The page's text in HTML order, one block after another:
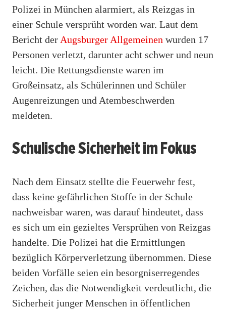
Polizei in München alarmiert, als Reizgas in
einer Schule versprüht worden war. Laut dem
Bericht der Augsburger Allgemeinen wurden 17
Personen verletzt, darunter acht schwer und neun
leicht. Die Rettungsdienste waren im
Großeinsatz, als Schülerinnen und Schüler
Augenreizungen und Atembeschwerden
meldeten.
Schulische Sicherheit im Fokus
Nach dem Einsatz stellte die Feuerwehr fest,
dass keine gefährlichen Stoffe in der Schule
nachweisbar waren, was darauf hindeutet, dass
es sich um ein gezieltes Versprühen von Reizgas
handelte. Die Polizei hat die Ermittlungen
bezüglich Körperverletzung übernommen. Diese
beiden Vorfälle seien ein besorgniserregendes
Zeichen, das die Notwendigkeit verdeutlicht, die
Sicherheit junger Menschen in öffentlichen